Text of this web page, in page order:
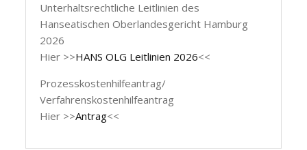
Unterhaltsrechtliche Leitlinien des
Hanseatischen Oberlandesgericht Hamburg
2026
Hier >>HANS OLG Leitlinien 2026<<
Prozesskostenhilfeantrag/
Verfahrenskostenhilfeantrag
Hier >>Antrag<<